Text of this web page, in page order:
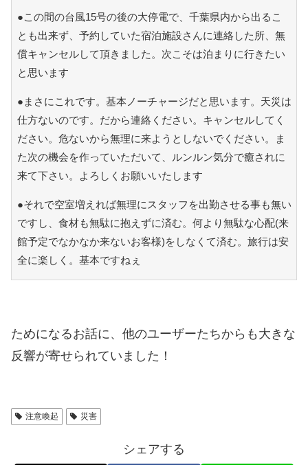
●この間の台風15号の後の大停電で、千葉県内から出るこ
とも出来ず、予約していた宿泊施設さんに連絡した所、無
償キャンセルして頂きました。次こそは泊まりに行きたい
と思います
●まさにこれです。基本ノーチャージだと思います。天災は
仕方ないのです。だから連絡ください。キャンセルしてく
ださい。危ないから無理に来ようとしないでください。ま
た次の機会を作っていただいて、ルンルン気分で癒されに
来て下さい。よろしくお願いいたします
●それで空室増えれば無理にスタッフを出勤させる事も無い
ですし、食材も無駄に抱えずに済む。何より無駄な心配(来
館予定でなかなか来ないお客様)をしなくて済む。旅行は安
全に楽しく。基本ですねぇ
ためになるお話に、他のユーザーたちからも大きな
反響が寄せられていました！
注意喚起 災害
シェアする